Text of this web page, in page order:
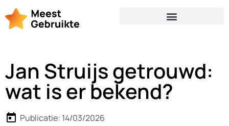
Jan Struijs getrouwd:
wat is er bekend?
Publicatie: 14/03/2026